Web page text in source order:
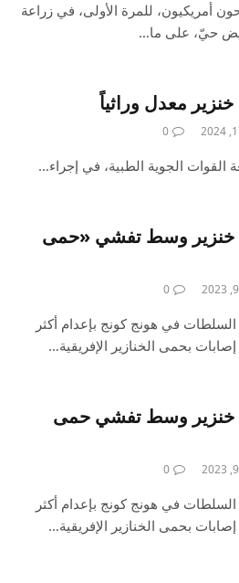
أمريكيون، للمرة الأولى، في زراعة
حيّ، على ما…
معدل وراثياً
0
الجوية الطبية، في إجراء…
هونج كونج تعدم 900 خنزير وسط تفشي «حمى
0
في هونج كونج بإعدام أكثر
هونج كونج تعدم 900 خنزير وسط تفشي حمى
0
في هونج كونج بإعدام أكثر